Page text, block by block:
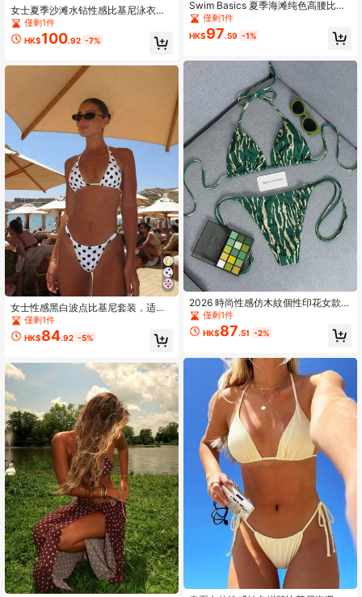
女士夏季沙滩水钻性感比基尼泳衣套
装度假黑色
僅剩1件
HK$100.92 -7%
女士性感黑白波点比基尼套装，适合
海滩度假，优雅休闲。采用弹力舒适
面料，适合音乐节、海滩派对、冲浪
运动等场合，露背系带镂空泳装套
僅剩1件
HK$84.92 -5%
Swim Basics 夏季海滩纯色高腰比基
尼套装紫色比基尼两件套比基尼
僅剩1件
HK$97.59 -1%
2026 時尚性感仿木紋個性印花女款比
基尼泳衣兩件套，適合夏季海灘度假
與泳池派對的可愛套裝
僅剩1件
HK$87.51 -2%